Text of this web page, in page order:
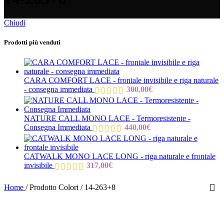
Chiudi
Prodotti più venduti
CARA COMFORT LACE - frontale invisibile e riga naturale
- consegna immediata
300,00€
NATURE CALL MONO LACE - Termoresistente -
Consegna Immediata
440,00€
CATWALK MONO LACE LONG - riga naturale e frontale
invisibile
317,00€
Home / Prodotto Colori / 14-263+8